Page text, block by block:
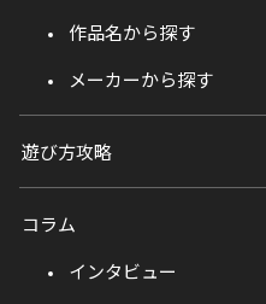
作品名から探す
メーカーから探す
遊び方攻略
コラム
インタビュー